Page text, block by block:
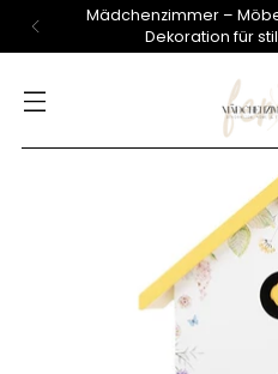
Mädchenzimmer –
Dekoration für